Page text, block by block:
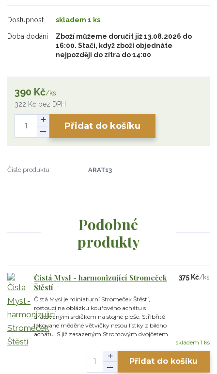
Dostupnost skladem 1 ks
Doba dodání
Zboží můžeme doručit již 13.08.2026 do
16:00. Stačí, když zboží objednáte
nejpozději do zítra do 14:00
390 Kč/ks
322 Kč bez DPH
Přidat do košíku
Číslo produktu: ARAT13
Podobné
produkty
Čistá Mysl - harmonizující Stromeček
Štěstí
Čistá Mysl je miniaturní Stromeček Štěstí,
rostoucí na oblázku kouřového achátu s
drátovaným srdíčkem na stojné ploše. Stříbřitě
lakované měděné větvičky nesou lístky z bílého
achátu. S již zasazeným Stromovým dvojčetem.
375 Kč/ks
skladem 1 ks
Přidat do košíku